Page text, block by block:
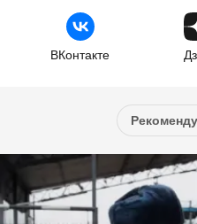
ВКонтакте